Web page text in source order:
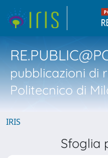
pubblicazioni di
Politecnico di
IRIS
Sfoglia